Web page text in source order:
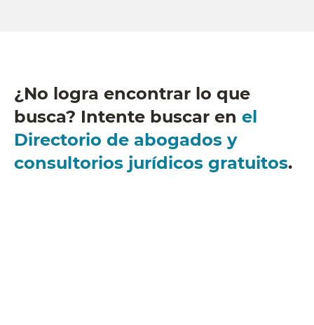
¿No logra encontrar lo que
busca? Intente buscar en el
Directorio de abogados y
consultorios jurídicos gratuitos.